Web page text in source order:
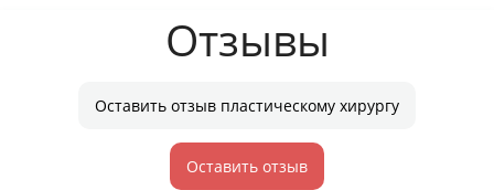
Отзывы
Оставить отзыв пластическому хирургу
Оставить отзыв